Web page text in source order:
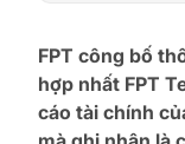
FPT công bố
hợp nhất FPT
cáo tài chính